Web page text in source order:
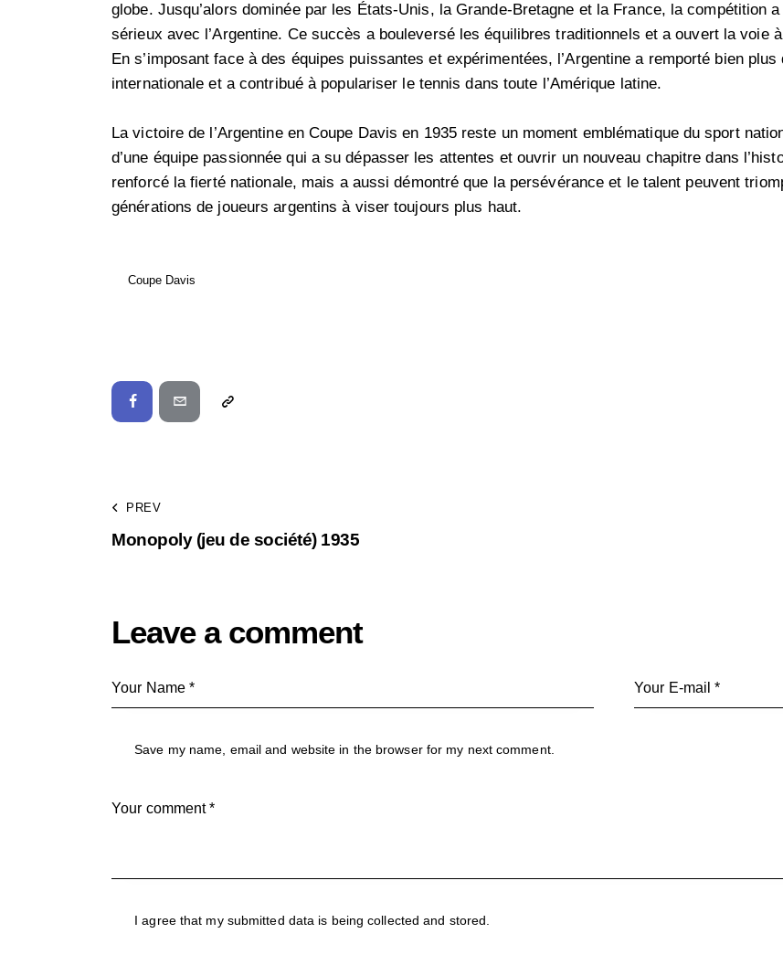
globe. Jusqu’alors dominée par les États-Unis, la Grande-Bretagne et la France, la compétition a
sérieux avec l’Argentine. Ce succès a bouleversé les équilibres traditionnels et a ouvert la voie
En s’imposant face à des équipes puissantes et expérimentées, l’Argentine a remporté bien
internationale et a contribué à populariser le tennis dans toute l’Amérique latine.
La victoire de l’Argentine en Coupe Davis en 1935 reste un moment emblématique du sport
d’une équipe passionnée qui a su dépasser les attentes et ouvrir un nouveau chapitre dans
renforcé la fierté nationale, mais a aussi démontré que la persévérance et le talent peuvent
générations de joueurs argentins à viser toujours plus haut.
Coupe Davis
PREV
Monopoly (jeu de société) 1935
Leave a comment
Save my name, email and website in the browser for my next comment.
I agree that my submitted data is being collected and stored.